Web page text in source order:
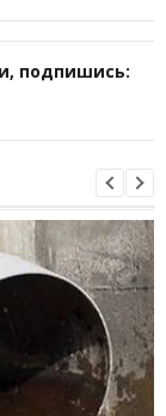
подпишись: